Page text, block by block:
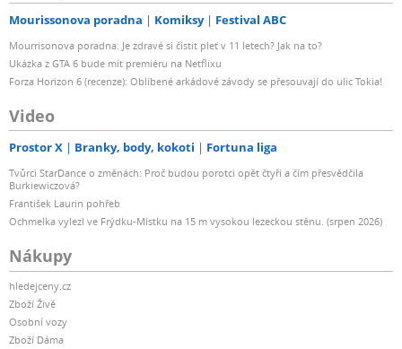
Mourissonova poradna Komiksy Festival ABC
Mourrisonova poradna: Je zdravé si čistit pleť v 11 letech? Jak na to?
Ukázka z GTA 6 bude mít premiéru na Netflixu
Forza Horizon 6 (recenze): Oblíbené arkádové závody se přesouvají do ulic Tokia!
Video
Prostor X Branky, body, kokoti Fortuna liga
Tvůrci StarDance o změnách: Proč budou porotci opět čtyři a čím přesvědčila
Burkiewiczová?
František Laurin pohřeb
Ochmelka vylezl ve Frýdku-Místku na 15 m vysokou lezeckou stěnu. (srpen 2026)
Nákupy
hledejceny.cz
Zboží Živě
Osobní vozy
Zboží Dáma